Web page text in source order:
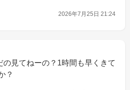
2026年7月25日 21:24
見てねーの？1時間も早くきて
？